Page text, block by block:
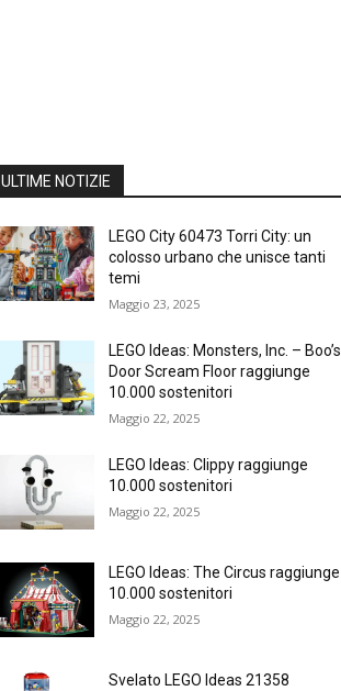
ULTIME NOTIZIE
LEGO City 60473 Torri City: un
colosso urbano che unisce tanti
temi
Maggio 23, 2025
LEGO Ideas: Monsters, Inc. – Boo’s
Door Scream Floor raggiunge
10.000 sostenitori
Maggio 22, 2025
LEGO Ideas: Clippy raggiunge
10.000 sostenitori
Maggio 22, 2025
LEGO Ideas: The Circus raggiunge
10.000 sostenitori
Maggio 22, 2025
Svelato LEGO Ideas 21358